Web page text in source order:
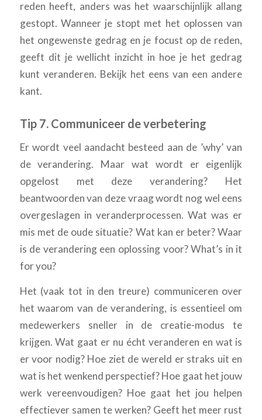
reden heeft, anders was het waarschijnlijk allang
gestopt. Wanneer je stopt met het oplossen van
het ongewenste gedrag en je focust op de reden,
geeft dit je wellicht inzicht in hoe je het gedrag
kunt veranderen. Bekijk het eens van een andere
kant.
Tip 7. Communiceer de verbetering
Er wordt veel aandacht besteed aan de ’why’ van
de verandering. Maar wat wordt er eigenlijk
opgelost met deze verandering? Het
beantwoorden van deze vraag wordt nog wel eens
overgeslagen in veranderprocessen. Wat was er
mis met de oude situatie? Wat kan er beter? Waar
is de verandering een oplossing voor? What’s in it
for you?
Het (vaak tot in den treure) communiceren over
het waarom van de verandering, is essentieel om
medewerkers sneller in de creatie-modus te
krijgen. Wat gaat er nu écht veranderen en wat is
er voor nodig? Hoe ziet de wereld er straks uit en
wat is het wenkend perspectief? Hoe gaat het jouw
werk vereenvoudigen? Hoe gaat het jou helpen
effectiever samen te werken? Geeft het meer rust